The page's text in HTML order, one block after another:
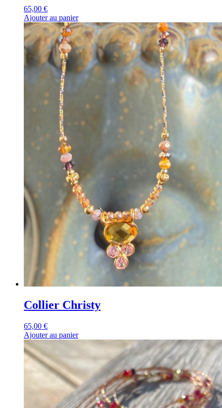
65,00 €
Ajouter au panier
Collier Christy
65,00 €
Ajouter au panier